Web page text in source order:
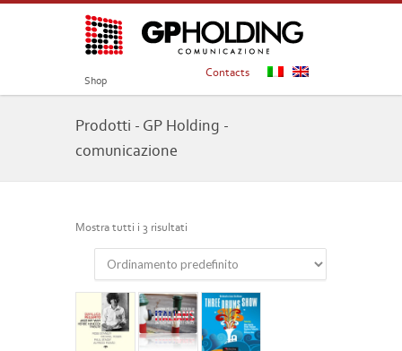
Contacts
Shop
Prodotti - GP Holding -
comunicazione
Mostra tutti i 3 risultati